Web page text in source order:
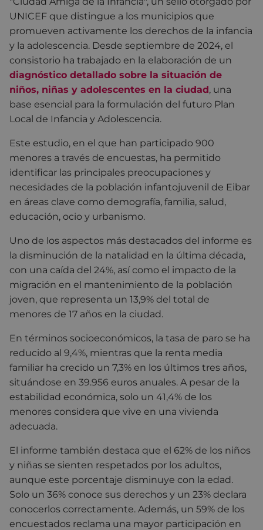
UNICEF que distingue a los municipios que
promueven activamente los derechos de la infancia
y la adolescencia. Desde septiembre de 2024, el
consistorio ha trabajado en la elaboración de un
diagnóstico detallado sobre la situación de
niños, niñas y adolescentes en la ciudad, una
base esencial para la formulación del futuro Plan
Local de Infancia y Adolescencia.
Este estudio, en el que han participado 900
menores a través de encuestas, ha permitido
identificar las principales preocupaciones y
necesidades de la población infantojuvenil de Eibar
en áreas clave como demografía, familia, salud,
educación, ocio y urbanismo.
Uno de los aspectos más destacados del informe es
la disminución de la natalidad en la última década,
con una caída del 24%, así como el impacto de la
migración en el mantenimiento de la población
joven, que representa un 13,9% del total de
menores de 17 años en la ciudad.
En términos socioeconómicos, la tasa de paro se ha
reducido al 9,4%, mientras que la renta media
familiar ha crecido un 7,3% en los últimos tres años,
situándose en 39.956 euros anuales. A pesar de la
estabilidad económica, solo un 41,4% de los
menores considera que vive en una vivienda
adecuada.
El informe también destaca que el 62% de los niños
y niñas se sienten respetados por los adultos,
aunque este porcentaje disminuye con la edad.
Solo un 36% conoce sus derechos y un 23% declara
conocerlos correctamente. Además, un 59% de los
encuestados reclama una mayor participación en